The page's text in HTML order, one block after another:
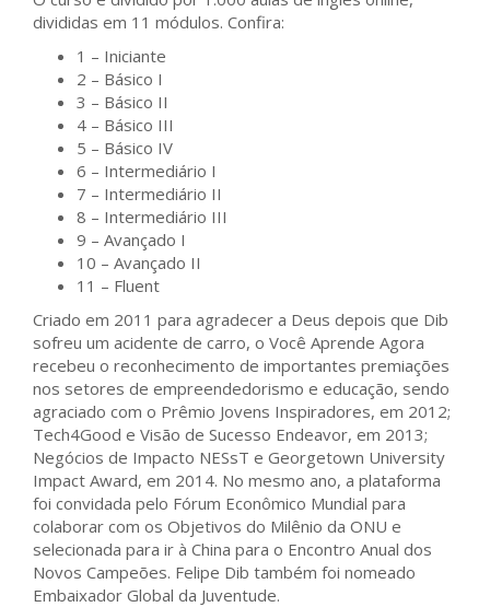
divididas em 11 módulos. Confira:
1 – Iniciante
2 – Básico I
3 – Básico II
4 – Básico III
5 – Básico IV
6 – Intermediário I
7 – Intermediário II
8 – Intermediário III
9 – Avançado I
10 – Avançado II
11 – Fluent
Criado em 2011 para agradecer a Deus depois que Dib
sofreu um acidente de carro, o Você Aprende Agora
recebeu o reconhecimento de importantes premiações
nos setores de empreendedorismo e educação, sendo
agraciado com o Prêmio Jovens Inspiradores, em 2012;
Tech4Good e Visão de Sucesso Endeavor, em 2013;
Negócios de Impacto NESsT e Georgetown University
Impact Award, em 2014. No mesmo ano, a plataforma
foi convidada pelo Fórum Econômico Mundial para
colaborar com os Objetivos do Milênio da ONU e
selecionada para ir à China para o Encontro Anual dos
Novos Campeões. Felipe Dib também foi nomeado
Embaixador Global da Juventude.